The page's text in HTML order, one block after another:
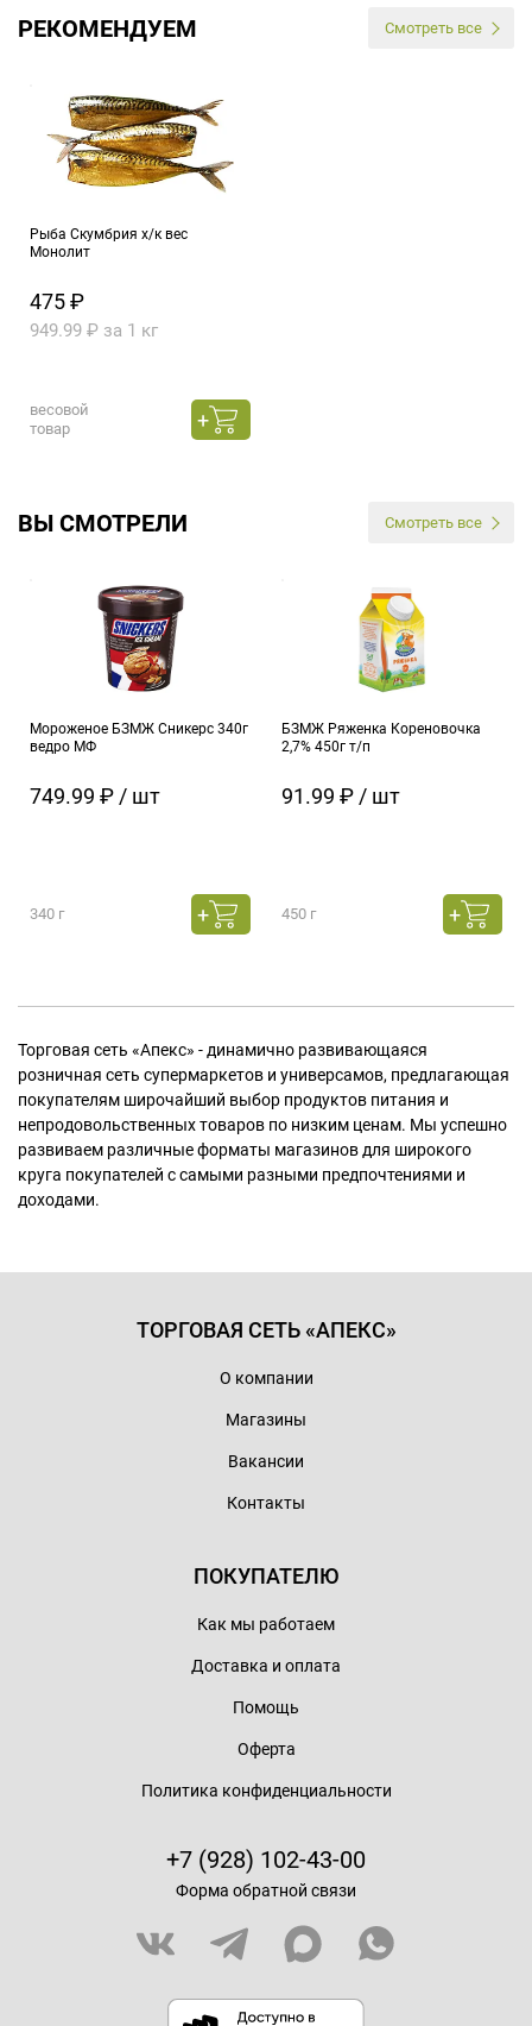
РЕКОМЕНДУЕМ Смотреть все
Рыба Скумбрия х/к вес
Монолит
475 ₽
949.99 ₽ за 1 кг
весовой
товар
ВЫ СМОТРЕЛИ Смотреть все
Мороженое БЗМЖ Сникерс 340г
ведро МФ
749.99 ₽ / шт
340 г
БЗМЖ Ряженка Кореновочка
2,7% 450г т/п
91.99 ₽ / шт
450 г
Торговая сеть «Апекс» - динамично развивающаяся
розничная сеть супермаркетов и универсамов, предлагающая
покупателям широчайший выбор продуктов питания и
непродовольственных товаров по низким ценам. Мы успешно
развиваем различные форматы магазинов для широкого
круга покупателей с самыми разными предпочтениями и
доходами.
ТОРГОВАЯ СЕТЬ «АПЕКС»
О компании
Магазины
Вакансии
Контакты
ПОКУПАТЕЛЮ
Как мы работаем
Доставка и оплата
Помощь
Оферта
Политика конфиденциальности
+7 (928) 102-43-00
Форма обратной связи